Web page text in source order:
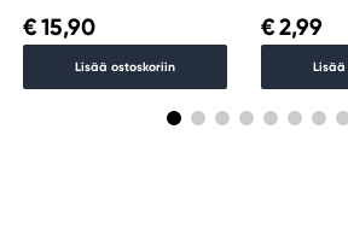
€ 15,90
Lisää ostoskoriin
€ 2,99
Lisää